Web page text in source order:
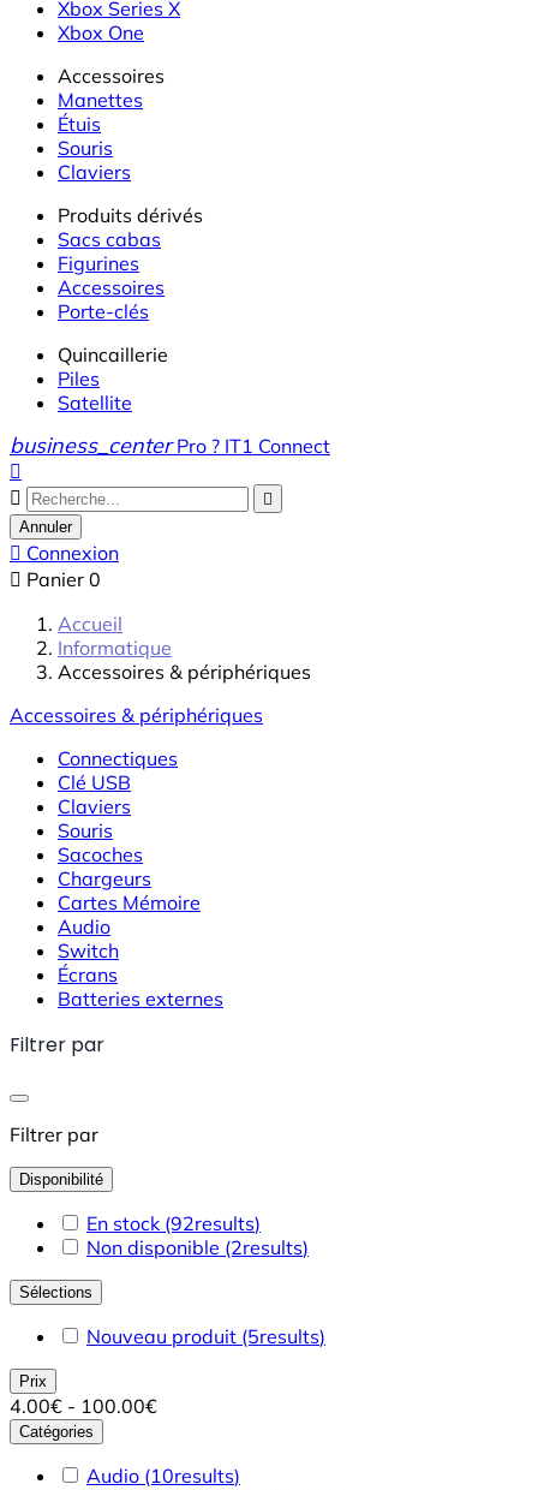
Xbox Series X
Xbox One
Accessoires
Manettes
Étuis
Souris
Claviers
Produits dérivés
Sacs cabas
Figurines
Accessoires
Porte-clés
Quincaillerie
Piles
Satellite
business_center Pro ? IT1 Connect



Annuler
 Connexion
 Panier 0
Accueil
Informatique
Accessoires & périphériques
Accessoires & périphériques
Connectiques
Clé USB
Claviers
Souris
Sacoches
Chargeurs
Cartes Mémoire
Audio
Switch
Écrans
Batteries externes
Filtrer par
Filtrer par
Disponibilité
En stock (92results)
Non disponible (2results)
Sélections
Nouveau produit (5results)
Prix
4.00€ - 100.00€
Catégories
Audio (10results)